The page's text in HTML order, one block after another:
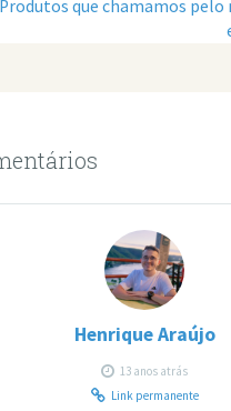
Produtos que chamamos pelo
Henrique Araújo
13 anos atrás
Link permanente